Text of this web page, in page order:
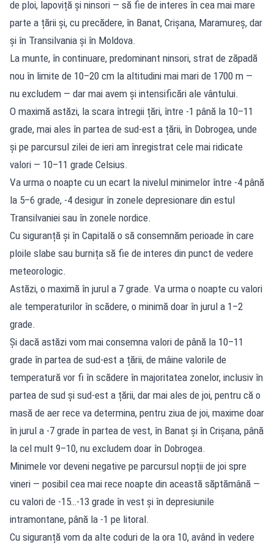
de ploi, lapoviță și ninsori — să fie de interes în cea mai mare
parte a țării și, cu precădere, în Banat, Crișana, Maramureș, dar
și în Transilvania și în Moldova.
La munte, în continuare, predominant ninsori, strat de zăpadă
nou în limite de 10–20 cm la altitudini mai mari de 1700 m —
nu excludem — dar mai avem și intensificări ale vântului.
O maximă astăzi, la scara întregii țări, între -1 până la 10–11
grade, mai ales în partea de sud-est a țării, în Dobrogea, unde
și pe parcursul zilei de ieri am înregistrat cele mai ridicate
valori — 10–11 grade Celsius.
Va urma o noapte cu un ecart la nivelul minimelor între -4 până
la 5–6 grade, -4 desigur în zonele depresionare din estul
Transilvaniei sau în zonele nordice.
Cu siguranță și în Capitală o să consemnăm perioade în care
ploile slabe sau burnița să fie de interes din punct de vedere
meteorologic.
Astăzi, o maximă în jurul a 7 grade. Va urma o noapte cu valori
ale temperaturilor în scădere, o minimă doar în jurul a 1–2
grade.
Și dacă astăzi vom mai consemna valori de până la 10–11
grade în partea de sud-est a țării, de mâine valorile de
temperatură vor fi în scădere în majoritatea zonelor, inclusiv în
partea de sud și sud-est a țării, dar mai ales de joi, pentru că o
masă de aer rece va determina, pentru ziua de joi, maxime doar
în jurul a -7 grade în partea de vest, în Banat și în Crișana, până
la cel mult 9–10, nu excludem doar în Dobrogea.
Minimele vor deveni negative pe parcursul nopții de joi spre
vineri — posibil cea mai rece noapte din această săptămână —
cu valori de -15…-13 grade în vest și în depresiunile
intramontane, până la -1 pe litoral.
Cu siguranță vom da alte coduri de la ora 10, având în vedere